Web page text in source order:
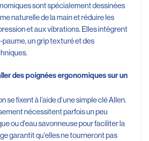
sont spécialement dessinées
naturelle de la main et réduire les
et aux vibrations. Elles intègrent
un grip texturé et des
des poignées ergonomiques sur un
se fixent à l’aide d’une simple clé Allen.
nécessitent parfois un peu
ou d’eau savonneuse pour faciliter la
garantit qu’elles ne tourneront pas